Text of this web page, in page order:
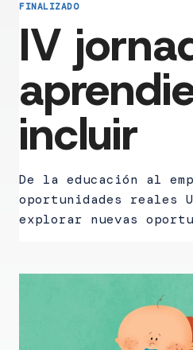
FINALIZADO
IV
incluir
De la educación al
oportunidades reales
explorar nuevas